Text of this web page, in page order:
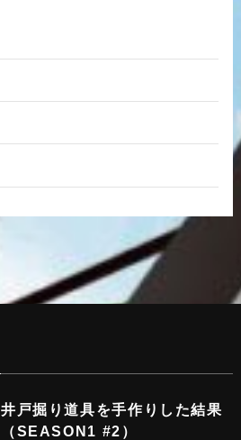
井戸掘り道具を手作りした結果
（SEASON1 #2）